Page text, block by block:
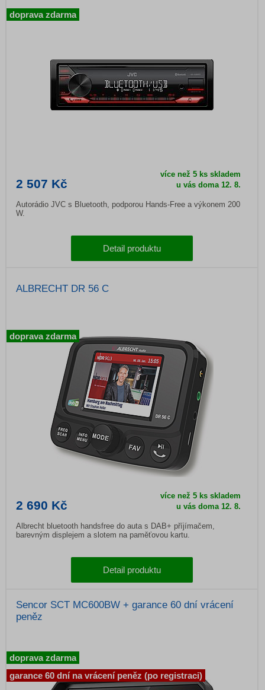
2 507 Kč
více než 5 ks skladem
u vás doma12. 8.
Autorádio JVC s Bluetooth, podporou Hands-Free a výkonem 200
W.
Detail produktu
doprava zdarma
ALBRECHT DR 56 C
2 690 Kč
více než 5 ks skladem
u vás doma12. 8.
Albrecht bluetooth handsfree do auta s DAB+ příjímačem,
barevným displejem a slotem na paměťovou kartu.
Detail produktu
doprava zdarma
Sencor SCT MC600BW + garance 60 dní vrácení
peněz
garance 60 dní na vrácení peněz (po registraci)
doprava zdarma